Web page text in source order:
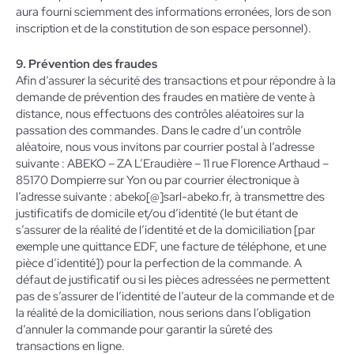
aura fourni sciemment des informations erronées, lors de son
inscription et de la constitution de son espace personnel).
9. Prévention des fraudes
Afin d’assurer la sécurité des transactions et pour répondre à la
demande de prévention des fraudes en matière de vente à
distance, nous effectuons des contrôles aléatoires sur la
passation des commandes. Dans le cadre d’un contrôle
aléatoire, nous vous invitons par courrier postal à l’adresse
suivante : ABEKO – ZA L’Eraudière – 11 rue Florence Arthaud –
85170 Dompierre sur Yon ou par courrier électronique à
l’adresse suivante : abeko[@]sarl-abeko.fr, à transmettre des
justificatifs de domicile et/ou d’identité (le but étant de
s’assurer de la réalité de l’identité et de la domiciliation [par
exemple une quittance EDF, une facture de téléphone, et une
pièce d’identité]) pour la perfection de la commande. A
défaut de justificatif ou si les pièces adressées ne permettent
pas de s’assurer de l’identité de l’auteur de la commande et de
la réalité de la domiciliation, nous serions dans l’obligation
d’annuler la commande pour garantir la sûreté des
transactions en ligne.